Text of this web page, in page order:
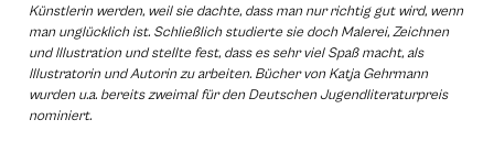
Künstlerin werden, weil sie dachte, dass man nur richtig gut wird, wenn
man unglücklich ist. Schließlich studierte sie doch Malerei, Zeichnen
und Illustration und stellte fest, dass es sehr viel Spaß macht, als
Illustratorin und Autorin zu arbeiten. Bücher von Katja Gehrmann
wurden u.a. bereits zweimal für den Deutschen Jugendliteraturpreis
nominiert.